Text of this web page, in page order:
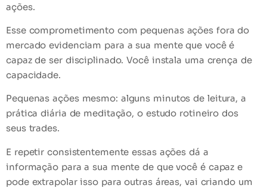
ações.
Esse comprometimento com pequenas ações fora do
mercado evidenciam para a sua mente que você é
capaz de ser disciplinado. Você instala uma crença de
capacidade.
Pequenas ações mesmo: alguns minutos de leitura, a
prática diária de meditação, o estudo rotineiro dos
seus trades.
E repetir consistentemente essas ações dá a
informação para a sua mente de que você é capaz e
pode extrapolar isso para outras áreas, vai criando um